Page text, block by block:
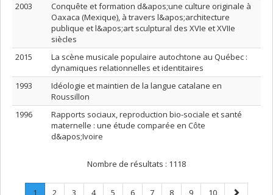
2003
Conquête et formation d&apos;une culture originale à
Oaxaca (Mexique), à travers l&apos;architecture
publique et l&apos;art sculptural des XVIe et XVIIe
siècles
2015
La scène musicale populaire autochtone au Québec :
dynamiques relationnelles et identitaires
1993
Idéologie et maintien de la langue catalane en
Roussillon
1996
Rapports sociaux, reproduction bio-sociale et santé
maternelle : une étude comparée en Côte
d&apos;Ivoire
Nombre de résultats : 1118
Page
1 Page
2 Page
3 Page
4 Page
5 Page
6 Page
7 Page
8 Page
9 Page
10
Page